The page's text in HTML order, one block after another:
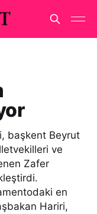
başkent Beyrut
ve
Zafer
en
Hariri,